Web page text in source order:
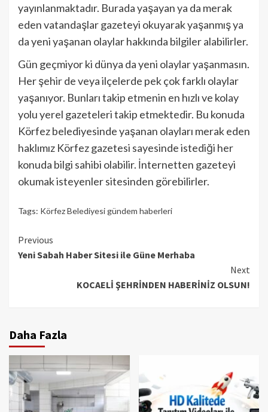
yayınlanmaktadır. Burada yaşayan ya da merak
eden vatandaşlar gazeteyi okuyarak yaşanmış ya
da yeni yaşanan olaylar hakkında bilgiler alabilirler.
Gün geçmiyor ki dünya da yeni olaylar yaşanmasın.
Her şehir de veya ilçelerde pek çok farklı olaylar
yaşanıyor. Bunları takip etmenin en hızlı ve kolay
yolu yerel gazeteleri takip etmektedir. Bu konuda
Körfez belediyesinde yaşanan olayları merak eden
haklımız Körfez gazetesi sayesinde istediği her
konuda bilgi sahibi olabilir. İnternetten gazeteyi
okumak isteyenler sitesinden görebilirler.
Tags: Körfez Belediyesi gündem haberleri
Continue
Reading
Previous
Yeni Sabah Haber Sitesi ile Güne Merhaba
Next
KOCAELİ ŞEHRİNDEN HABERİNİZ OLSUN!
Daha Fazla